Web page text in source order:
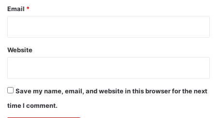
Email *
Website
Save my name, email, and website in this browser for the next
time I comment.